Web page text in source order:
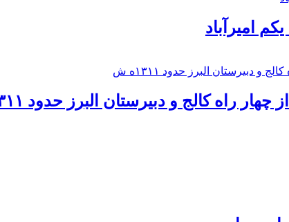
امیرآباد
راه كالج و دبيرستان البرز حدود ۱۳۱۱ه ش